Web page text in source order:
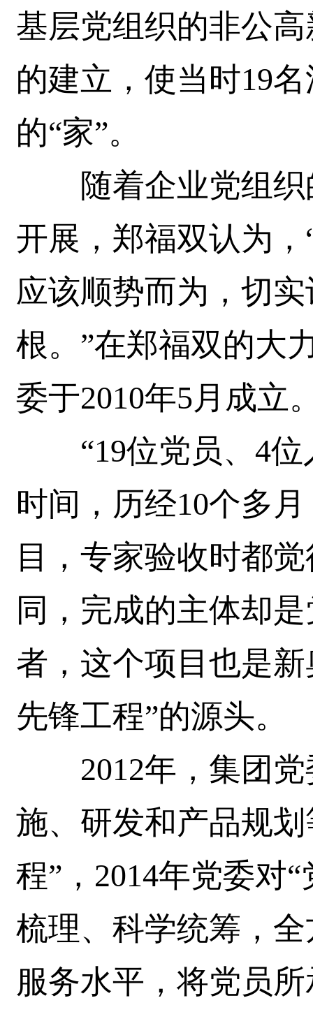
基层党组织的非公
的建立，使当时19
的“家”。
随着企业党组织
开展，郑福双认为
应该顺势而为，切
根。”在郑福双的大
委于2010年5月成立
“19位党员、4位
时间，历经10个多
目，专家验收时都
同，完成的主体却
者，这个项目也是
先锋工程”的源头。
2012年，集团党
施、研发和产品规
程”，2014年党委对
梳理、科学统筹，
服务水平，将党员